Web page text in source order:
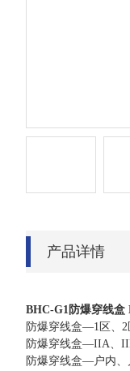
产品详情
BHC-G1防爆穿线盒
防爆穿线盒—1区、2
防爆穿线盒—IIA、
防爆穿线盒—户内、